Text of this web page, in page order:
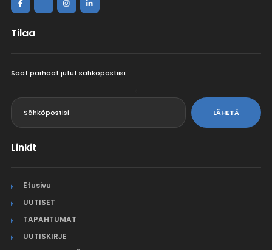
Tilaa
Saat parhaat jutut sähköpostiisi.
LÄHETÄ
Linkit
Etusivu
UUTISET
TAPAHTUMAT
UUTISKIRJE